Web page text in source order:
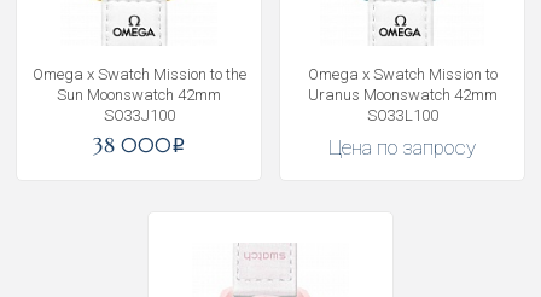
Omega x Swatch Mission to the
Sun Moonswatch 42mm
SO33J100
38 000i
Omega x Swatch Mission to
Uranus Moonswatch 42mm
SO33L100
Цена по запросу